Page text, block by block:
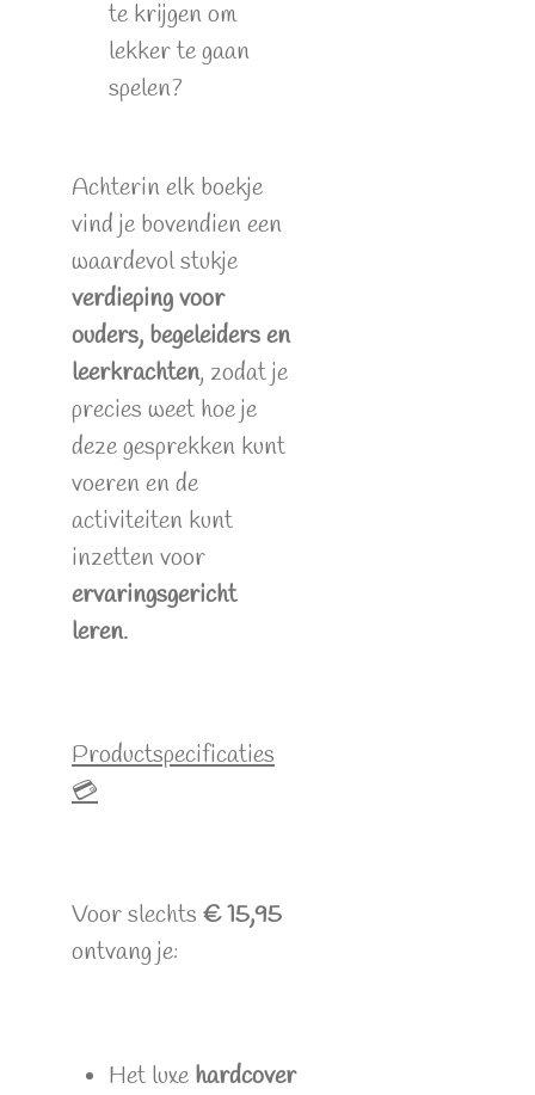
te krijgen om
lekker te gaan
spelen?
Achterin elk boekje
vind je bovendien een
waardevol stukje
verdieping voor
ouders, begeleiders en
leerkrachten, zodat je
precies weet hoe je
deze gesprekken kunt
voeren en de
activiteiten kunt
inzetten voor
ervaringsgericht
leren.
Productspecificaties
💳
Voor slechts € 15,95
ontvang je:
Het luxe hardcover